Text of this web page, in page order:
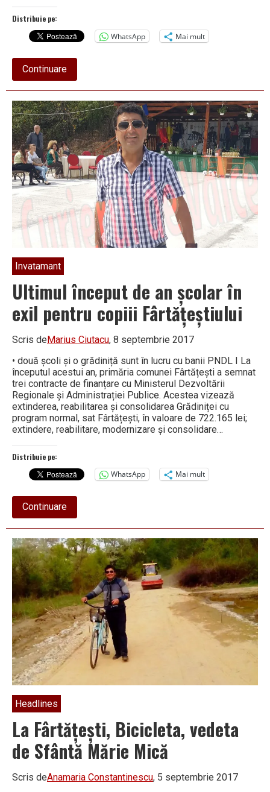
Distribuie pe:
WhatsApp
Mai mult
Continuareabout
La
Fârtăţeşti,
Voicescu
şi-
a
serbat
ziua
la
muncă!
Invatamant
Ultimul început de an școlar în
exil pentru copiii Fârtățeștiului
Scris deMarius Ciutacu, 8 septembrie 2017
• două școli și o grădiniță sunt în lucru cu banii PNDL I La
începutul acestui an, primăria comunei Fârtățești a semnat
trei contracte de finanțare cu Ministerul Dezvoltării
Regionale și Administrației Publice. Acestea vizează
extinderea, reabilitarea și consolidarea Grădiniței cu
program normal, sat Fârtățești, în valoare de 722.165 lei;
extindere, reabilitare, modernizare și consolidare…
Distribuie pe:
WhatsApp
Mai mult
Continuareabout
Ultimul
început
an
școlar
în
exil
pentru
copiii
Fârtățeștiului
Headlines
La Fârtăţeşti, Bicicleta, vedeta
de Sfântă Mărie Mică
Scris deAnamaria Constantinescu, 5 septembrie 2017